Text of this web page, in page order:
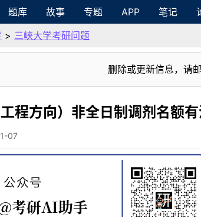
题库 故事 专题 APP 笔记
> 三峡大学考研问题
删除或更新信息，请
程方向）非全日制调剂名额
07